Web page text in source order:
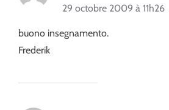
29 octobre 2009 à 11h26
buono insegnamento.
Frederik